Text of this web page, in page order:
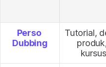
Perso
Dubbing
Tutorial,
kursus